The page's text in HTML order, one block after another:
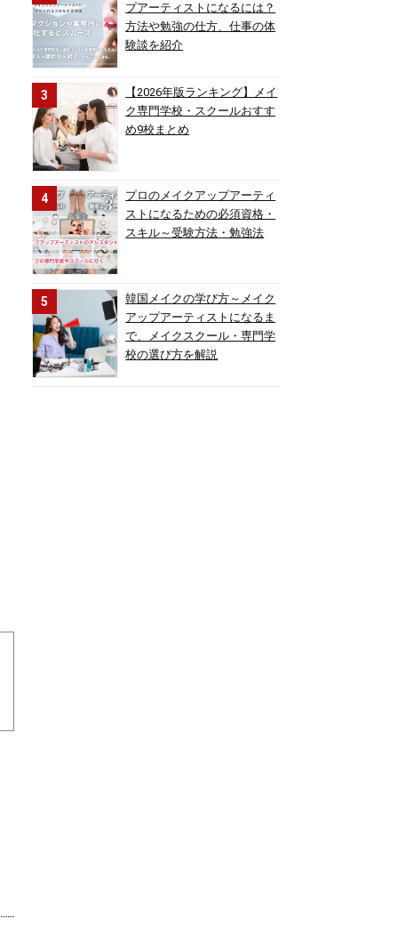
プアーティストになるには？
方法や勉強の仕方、仕事の体
験談を紹介
【2026年版ランキング】メイ
ク専門学校・スクールおすす
め9校まとめ
プロのメイクアップアーティ
ストになるための必須資格・
スキル～受験方法・勉強法
韓国メイクの学び方～メイク
アップアーティストになるま
で、メイクスクール・専門学
校の選び方を解説